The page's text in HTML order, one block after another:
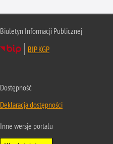
Biuletyn Informacji Publicznej
BIP KGP
Dostępność
Deklaracja dostępności
Inne wersje portalu